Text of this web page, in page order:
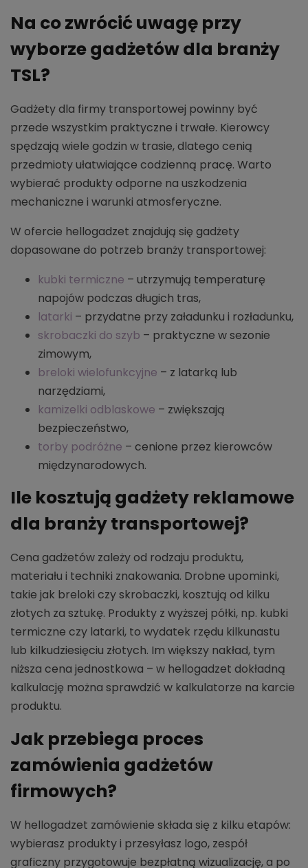
Na co zwrócić uwagę przy
wyborze gadżetów dla branży
TSL?
Gadżety dla firmy transportowej powinny być
przede wszystkim praktyczne i trwałe. Kierowcy
spędzają wiele godzin w trasie, dlatego cenią
przedmioty ułatwiające codzienną pracę. Warto
wybierać produkty odporne na uszkodzenia
mechaniczne i warunki atmosferyczne.
W ofercie hellogadzet znajdują się gadżety
dopasowane do potrzeb branży transportowej:
kubki termiczne – utrzymują temperaturę
napojów podczas długich tras,
latarki – przydatne przy załadunku i rozładunku,
skrobaczki do szyb – praktyczne w sezonie
zimowym,
breloki wielofunkcyjne – z latarką lub
narzędziami,
kamizelki odblaskowe – zwiększają
bezpieczeństwo,
torby podróżne – cenione przez kierowców
międzynarodowych.
Ile kosztują gadżety reklamowe
dla branży transportowej?
Cena gadżetów zależy od rodzaju produktu,
materiału i techniki znakowania. Drobne upominki,
takie jak breloki czy skrobaczki, kosztują od kilku
złotych za sztukę. Produkty z wyższej półki, np. kubki
termiczne czy latarki, to wydatek rzędu kilkunastu
lub kilkudziesięciu złotych. Im większy nakład, tym
niższa cena jednostkowa – w hellogadzet dokładną
kalkulację można sprawdzić w kalkulatorze na karcie
produktu.
Jak przebiega proces
zamówienia gadżetów
firmowych?
W hellogadzet zamówienie składa się z kilku etapów:
wybierasz produkty i przesyłasz logo, zespół
graficzny przygotowuje bezpłatną wizualizację, a po